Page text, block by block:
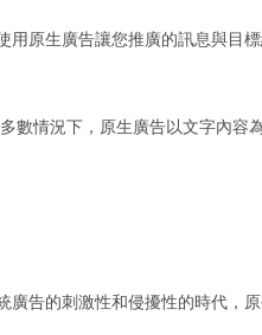
原生廣告讓您推廣的訊息與目
情況下，原生廣告以文字內容
廣告的刺激性和侵擾性的時代，原